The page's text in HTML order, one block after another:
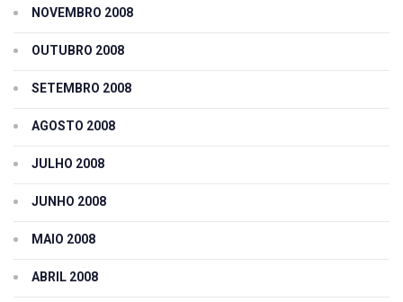
NOVEMBRO 2008
OUTUBRO 2008
SETEMBRO 2008
AGOSTO 2008
JULHO 2008
JUNHO 2008
MAIO 2008
ABRIL 2008